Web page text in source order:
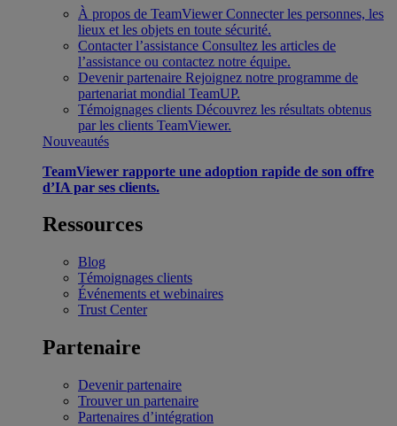
À propos de TeamViewer Connecter les personnes, les
lieux et les objets en toute sécurité.
Contacter l’assistance Consultez les articles de
l’assistance ou contactez notre équipe.
Devenir partenaire Rejoignez notre programme de
partenariat mondial TeamUP.
Témoignages clients Découvrez les résultats obtenus
par les clients TeamViewer.
Nouveautés
TeamViewer rapporte une adoption rapide de son offre
d’IA par ses clients.
Ressources
Blog
Témoignages clients
Événements et webinaires
Trust Center
Partenaire
Devenir partenaire
Trouver un partenaire
Partenaires d’intégration